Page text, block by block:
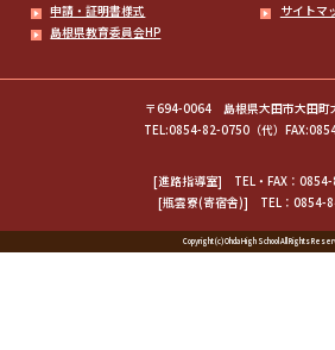
申請・証明書様式
サイトマ
島根県教育委員会HP
〒694-0064 島根県大田市大田町
TEL:0854-82-0750（代）
[進路指導室]
TEL・FAX：
[瓶雲寮(寄宿舎)]
TEL：0854-
Copyright (c) Ohda High School All Rights